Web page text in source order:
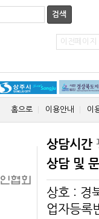
검색
이전페이지
홈으로 이용안내 이
상담시간
상담 및
상호 : 경
업자등